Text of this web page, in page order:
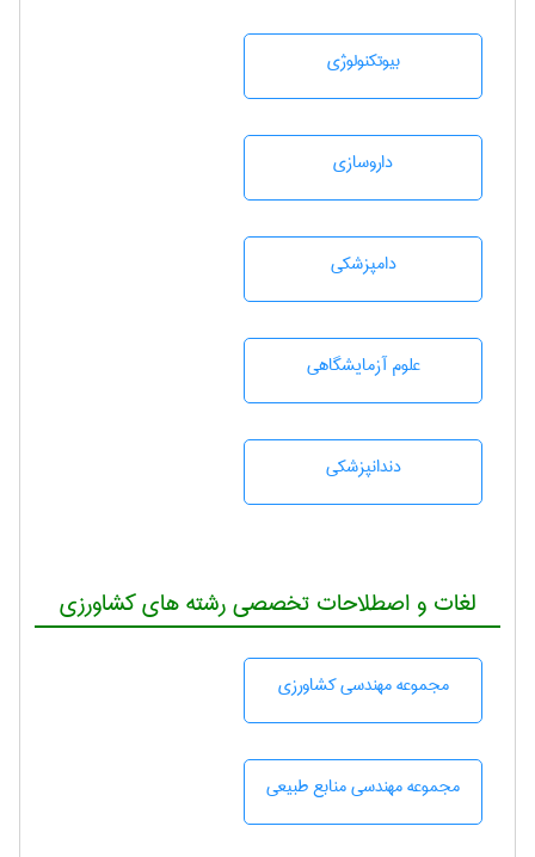
بيوتكنولوژی
داروسازی
دامپزشكی
علوم آزمايشگاهی
دندانپزشكی
لغات و اصطلاحات تخصصی رشته های کشاورزی
مجموعه مهندسی كشاورزی
مجموعه مهندسی منابع طبيعی